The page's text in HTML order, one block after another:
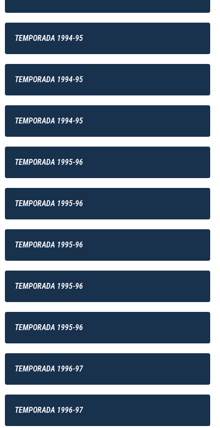
TEMPORADA 1994-95
TEMPORADA 1994-95
TEMPORADA 1994-95
TEMPORADA 1995-96
TEMPORADA 1995-96
TEMPORADA 1995-96
TEMPORADA 1995-96
TEMPORADA 1995-96
TEMPORADA 1996-97
TEMPORADA 1996-97